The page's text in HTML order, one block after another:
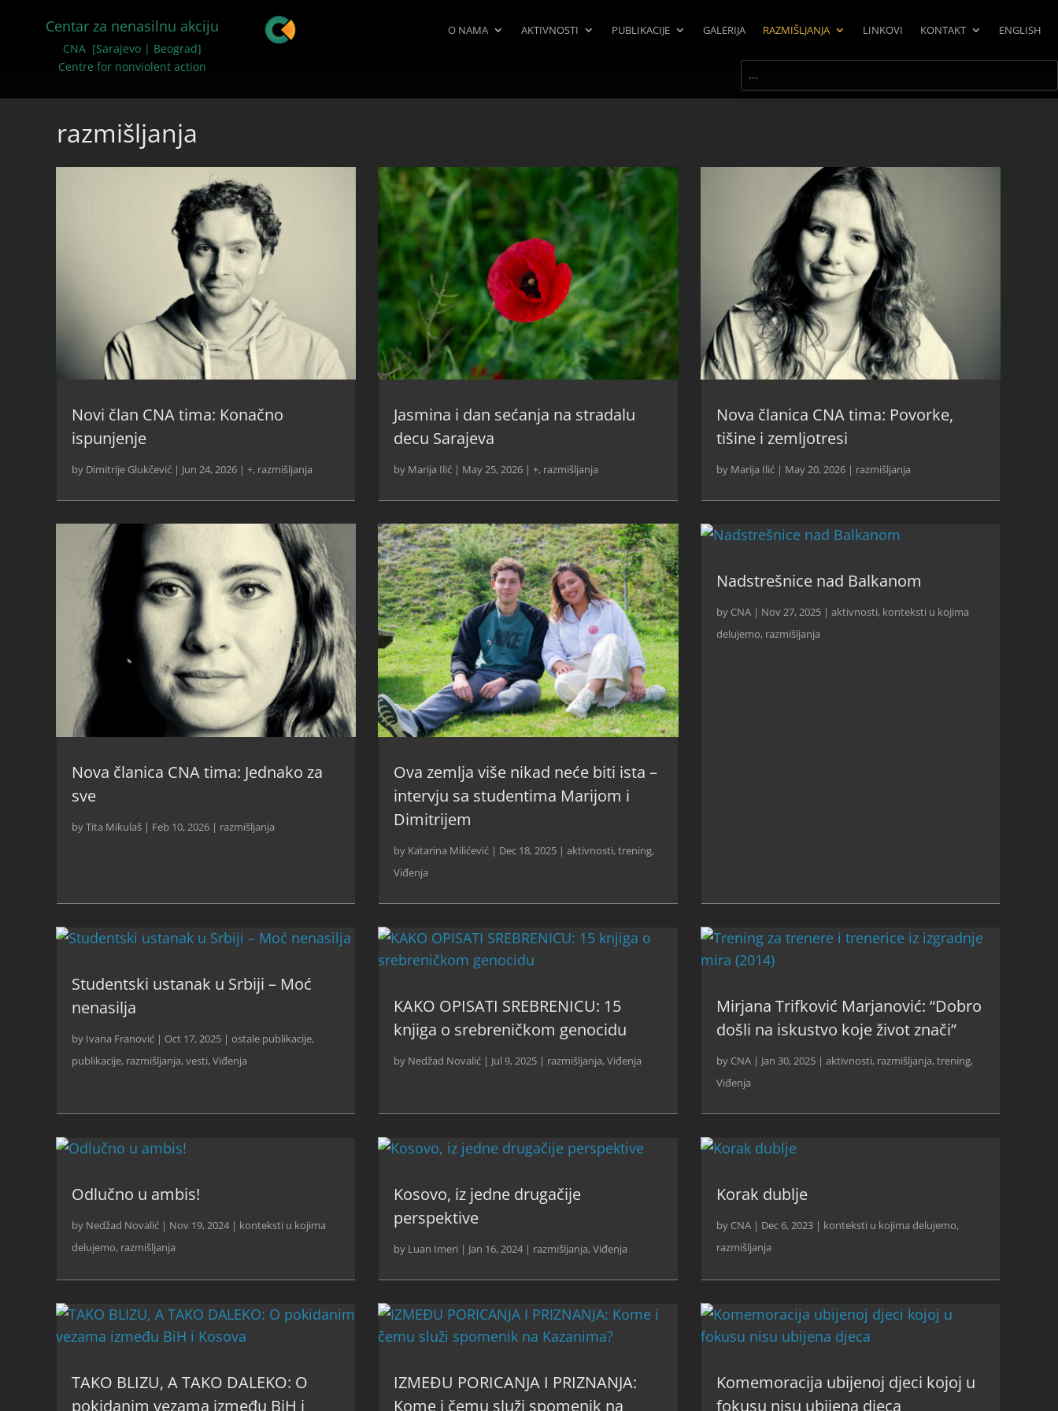
Centar za nenasilnu akciju
CNA [Sarajevo | Beograd]
Centre for nonviolent action
O NAMA AKTIVNOSTI PUBLIKACIJE GALERIJA RAZMIŠLJANJA LINKOVI KONTAKT ENGLISH
razmišljanja
Novi član CNA tima: Konačno
ispunjenje
by Dimitrije Glukčević | Jun 24, 2026 | +, razmišljanja
Jasmina i dan sećanja na stradalu
decu Sarajeva
by Marija Ilić | May 25, 2026 |+, razmišljanja
Nova članica CNA tima: Povorke,
tišine i zemljotresi
by Marija Ilić| May 20, 2026| razmišljanja
Nova članica CNA tima: Jednako za
sve
byTita Mikulaš | Feb 10, 2026 | razmišljanja
Ova zemlja više nikad neće biti ista –
intervju sa studentima Marijom i
Dimitrijem
by Katarina Milićević | Dec 18, 2025 |aktivnosti,trening,
Viđenja
Nadstrešnice nad Balkanom
by CNA| Nov 27, 2025| aktivnosti, konteksti u kojima
delujemo, razmišljanja
Studentski ustanak u Srbiji – Moć
nenasilja
by Ivana Franović | Oct 17, 2025 | ostale publikacije,
publikacije, razmišljanja,vesti,Viđenja
KAKO OPISATI SREBRENICU: 15
knjiga o srebreničkom genocidu
by Nedžad Novalić | Jul 9, 2025 | razmišljanja,Viđenja
Mirjana Trifković Marjanović: “Dobro
došli na iskustvo koje život znači”
by CNA| Jan 30, 2025| aktivnosti, razmišljanja,trening,
Viđenja
Odlučno u ambis!
by Nedžad Novalić | Nov 19, 2024 | konteksti u kojima
delujemo, razmišljanja
Kosovo, iz jedne drugačije
perspektive
by Luan Imeri | Jan 16, 2024 | razmišljanja,Viđenja
Korak dublje
by CNA| Dec 6, 2023| konteksti u kojima delujemo,
razmišljanja
TAKO BLIZU, A TAKO DALEKO: O
pokidanim vezama između BiH i
IZMEĐU PORICANJA I PRIZNANJA:
Kome i čemu služi spomenik na
Komemoracija ubijenoj djeci kojoj u
fokusu nisu ubijena djeca